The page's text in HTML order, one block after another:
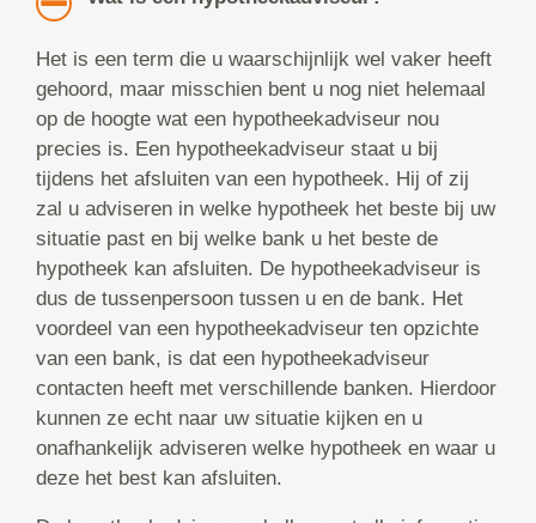
Het is een term die u waarschijnlijk wel vaker heeft
gehoord, maar misschien bent u nog niet helemaal
op de hoogte wat een hypotheekadviseur nou
precies is. Een hypotheekadviseur staat u bij
tijdens het afsluiten van een hypotheek. Hij of zij
zal u adviseren in welke hypotheek het beste bij uw
situatie past en bij welke bank u het beste de
hypotheek kan afsluiten. De hypotheekadviseur is
dus de tussenpersoon tussen u en de bank. Het
voordeel van een hypotheekadviseur ten opzichte
van een bank, is dat een hypotheekadviseur
contacten heeft met verschillende banken. Hierdoor
kunnen ze echt naar uw situatie kijken en u
onafhankelijk adviseren welke hypotheek en waar u
deze het best kan afsluiten.